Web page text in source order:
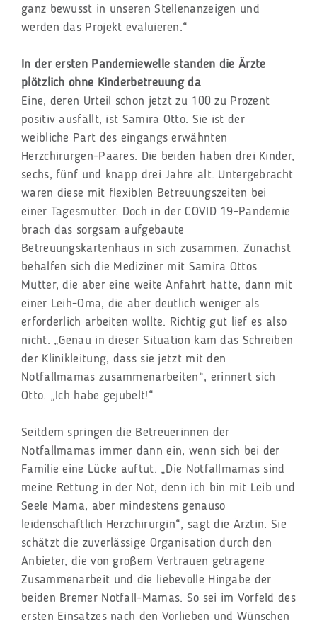
ganz bewusst in unseren Stellenanzeigen und
werden das Projekt evaluieren.“
In der ersten Pandemiewelle standen die Ärzte
plötzlich ohne Kinderbetreuung da
Eine, deren Urteil schon jetzt zu 100 zu Prozent
positiv ausfällt, ist Samira Otto. Sie ist der
weibliche Part des eingangs erwähnten
Herzchirurgen-Paares. Die beiden haben drei Kinder,
sechs, fünf und knapp drei Jahre alt. Untergebracht
waren diese mit flexiblen Betreuungszeiten bei
einer Tagesmutter. Doch in der COVID 19-Pandemie
brach das sorgsam aufgebaute
Betreuungskartenhaus in sich zusammen. Zunächst
behalfen sich die Mediziner mit Samira Ottos
Mutter, die aber eine weite Anfahrt hatte, dann mit
einer Leih-Oma, die aber deutlich weniger als
erforderlich arbeiten wollte. Richtig gut lief es also
nicht. „Genau in dieser Situation kam das Schreiben
der Klinikleitung, dass sie jetzt mit den
Notfallmamas zusammenarbeiten“, erinnert sich
Otto. „Ich habe gejubelt!“
Seitdem springen die Betreuerinnen der
Notfallmamas immer dann ein, wenn sich bei der
Familie eine Lücke auftut. „Die Notfallmamas sind
meine Rettung in der Not, denn ich bin mit Leib und
Seele Mama, aber mindestens genauso
leidenschaftlich Herzchirurgin“, sagt die Ärztin. Sie
schätzt die zuverlässige Organisation durch den
Anbieter, die von großem Vertrauen getragene
Zusammenarbeit und die liebevolle Hingabe der
beiden Bremer Notfall-Mamas. So sei im Vorfeld des
ersten Einsatzes nach den Vorlieben und Wünschen